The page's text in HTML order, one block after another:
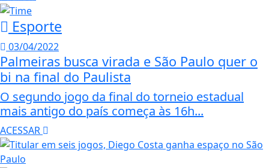
Esporte
03/04/2022
Palmeiras busca virada e São Paulo quer o
bi na final do Paulista
O segundo jogo da final do torneio estadual
mais antigo do país começa às 16h...
ACESSAR